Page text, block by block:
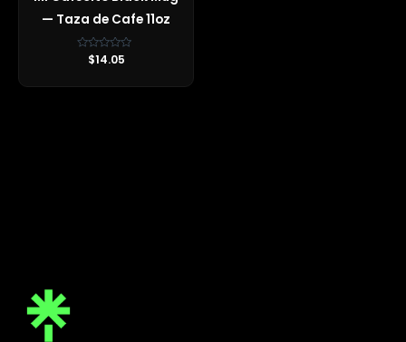
— Taza de Cafe 11oz
Valorado
con
de
$14.05